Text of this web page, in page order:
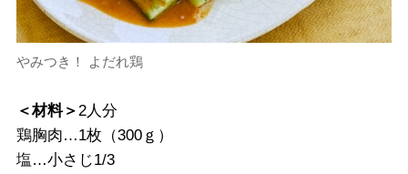
やみつき！ よだれ鶏
＜材料＞2人分
鶏胸肉…1枚（300ｇ）
塩…小さじ1/3